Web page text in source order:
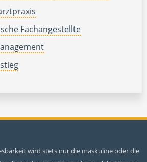
Fachangestellte
wird stets nur die maskuline oder die